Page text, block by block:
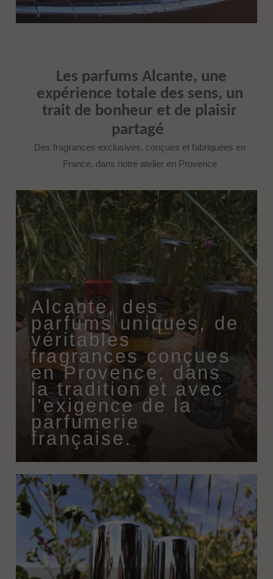
Les parfums Alcante, une
expérience totale des sens, un
trait de bonheur et de plaisir
partagé
Des fragrances exclusives, conçues et fabriquées en
France, dans notre atelier en Provence
Alcante, des
parfums uniques, de
véritables
fragrances conçues
en Provence, dans
la tradition et avec
l’exigence de la
parfumerie
française.